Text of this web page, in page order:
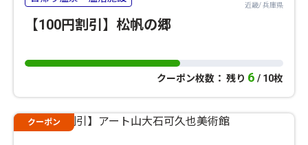
近畿/ 兵庫県
【100円割引】松帆の郷
クーポン枚数： 残り 6 / 10枚
クーポン